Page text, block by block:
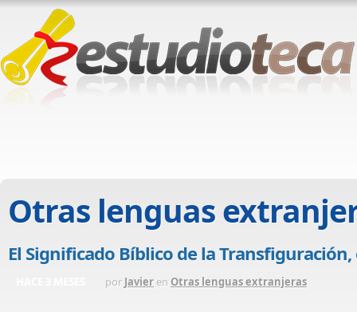
Otras lenguas
El Significado Bíblico de la
por Javier en Otras lenguas extranjeras